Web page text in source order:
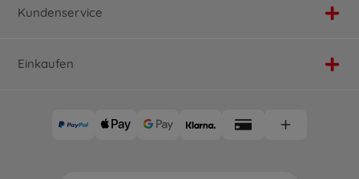
Kundenservice
Einkaufen